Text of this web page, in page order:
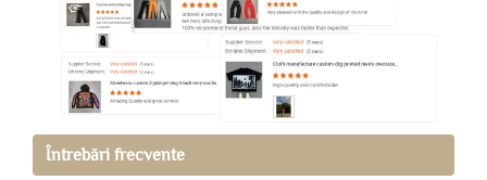
Întrebări frecvente